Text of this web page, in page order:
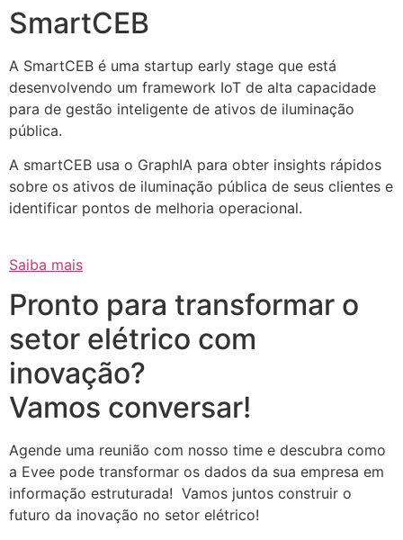
SmartCEB
A SmartCEB é uma startup early stage que está
desenvolvendo um framework IoT de alta capacidade
para de gestão inteligente de ativos de iluminação
pública.
A smartCEB usa o GraphIA para obter insights rápidos
sobre os ativos de iluminação pública de seus clientes e
identificar pontos de melhoria operacional.
Saiba mais
Pronto para transformar o
setor elétrico com
inovação?
Vamos conversar!
Agende uma reunião com nosso time e descubra como
a Evee pode transformar os dados da sua empresa em
informação estruturada! Vamos juntos construir o
futuro da inovação no setor elétrico!